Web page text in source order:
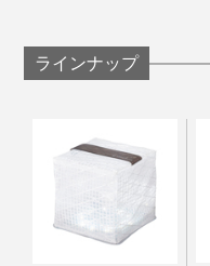
でもライト”、『carry
夜のウォーキング
陽で充電ができなかっ
ることなく、欲しい
たまたま私が日常使い
安な非常時に使い方
の“どこでもライト”
（使用時）縦88×横
（収納時）縦170×
本体重量：57g
材質：PET
バッテリー：リチ
ラインナップ